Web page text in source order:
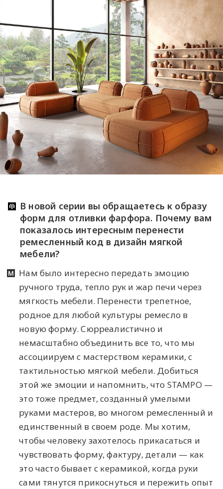
В новой серии вы обращаетесь к образу
форм для отливки фарфора. Почему вам
показалось интересным перенести
ремесленный код в дизайн мягкой
мебели?
Нам было интересно передать эмоцию
ручного труда, тепло рук и жар печи через
мягкость мебели. Перенести трепетное,
родное для любой культуры ремесло в
новую форму. Сюрреалистично и
немасштабно объединить все то, что мы
ассоциируем с мастерством керамики, с
тактильностью мягкой мебели. Добиться
этой же эмоции и напомнить, что STAMPO —
это тоже предмет, созданный умелыми
руками мастеров, во многом ремесленный и
единственный в своем роде. Мы хотим,
чтобы человеку захотелось прикасаться и
чувствовать форму, фактуру, детали — как
это часто бывает с керамикой, когда руки
сами тянутся прикоснуться и пережить опыт